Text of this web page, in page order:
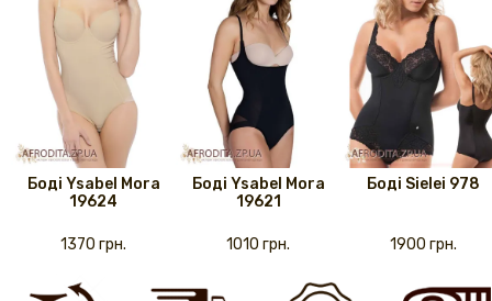
Боді Ysabel Mora
19624
1370 грн.
Боді Ysabel Mora
19621
1010 грн.
Боді Sielei 978
1900 грн.